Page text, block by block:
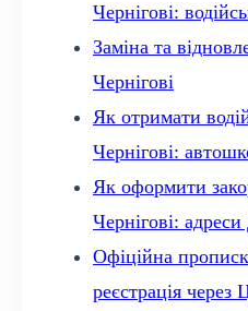
Чернігові:
Заміна та
Чернігові
Як отримати
Чернігові:
Як оформити
Чернігові:
Офіційна
реєстрація